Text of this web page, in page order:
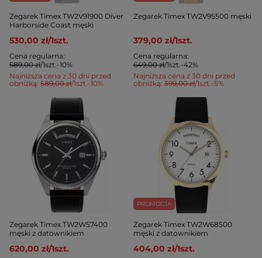
Zegarek Timex TW2V91900 Diver
Harborside Coast męski
530,00 zł/1szt.
Najniższa cena z 30 dni przed
obniżką: 589,00 zł/1szt.-10%
Cena regularna:
589,00 zł/1szt.-10%
Zegarek Timex TW2V95500 męski
379,00 zł/1szt.
Najniższa cena z 30 dni przed
obniżką:399,00 zł/1szt.-5%
Cena regularna:
649,00 zł/1szt.-42%
Zegarek Timex TW2W57400
męski z datownikiem
620,00 zł/1szt.
PROMOCJA
Zegarek Timex TW2W68500
męski z datownikiem
404,00 zł/1szt.